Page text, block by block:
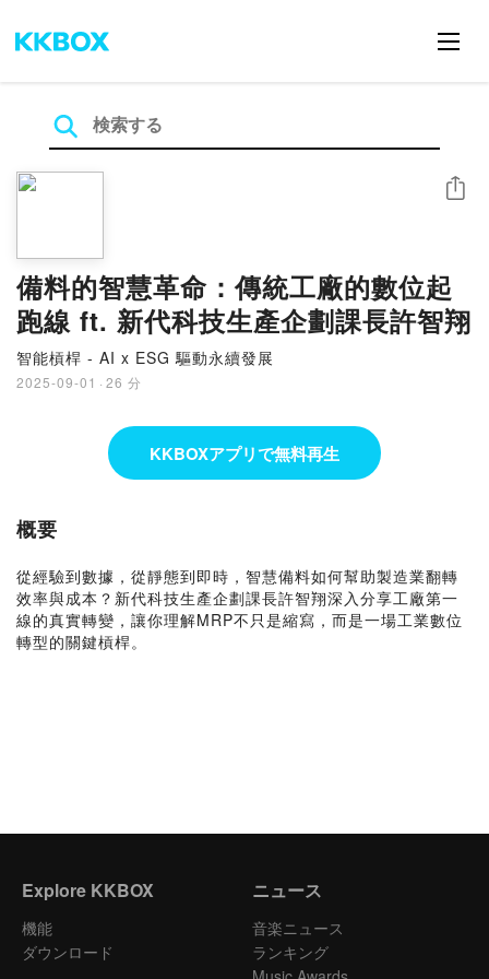
備料的智慧革命：傳統工廠的數位起
跑線 ft. 新代科技生產企劃課長許智翔
智能槓桿 - AI x ESG 驅動永續發展
2025-09-01 · 26 分
シェア
KKBOXアプリで無料再生
概要
從經驗到數據，從靜態到即時，智慧備料如何幫助製造業翻轉
效率與成本？新代科技生產企劃課長許智翔深入分享工廠第一
線的真實轉變，讓你理解MRP不只是縮寫，而是一場工業數位
轉型的關鍵槓桿。
Explore KKBOX
機能
ダウンロード
ニュース
音楽ニュース
ランキング